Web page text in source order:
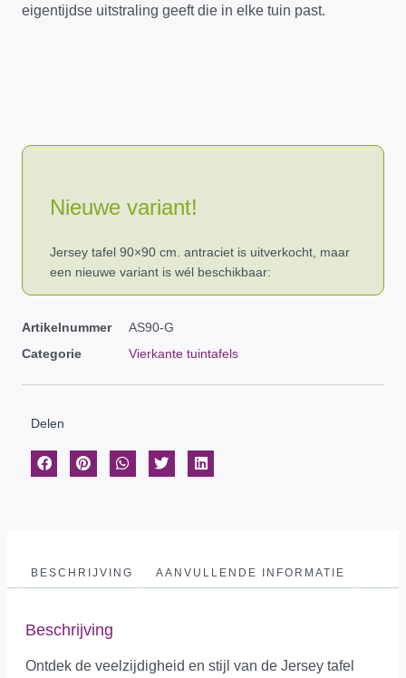
eigentijdse uitstraling geeft die in elke tuin past.
Nieuwe variant!
Jersey tafel 90×90 cm. antraciet is uitverkocht, maar
een nieuwe variant is wél beschikbaar:
Artikelnummer
AS90-G
Categorie
Vierkante tuintafels
Delen
BESCHRIJVING AANVULLENDE INFORMATIE
Beschrijving
Ontdek de veelzijdigheid en stijl van de Jersey tafel